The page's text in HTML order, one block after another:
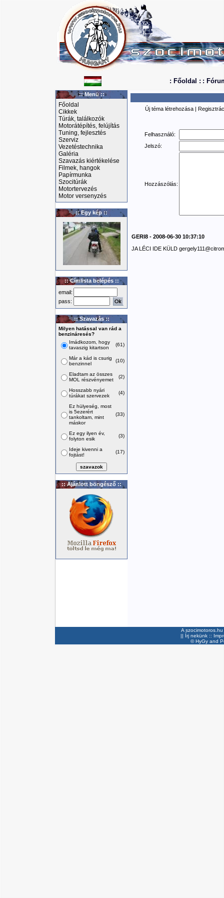
: Főoldal : :
:: Menü ::
Főoldal
Cikkek
Túrák, találkozók
Motorátépítés, felújítás
Tuning, fejlesztés
Szerviz
Vezetéstechnika
Galéria
Szavazás kiértékelése
Filmek, hangok
Papírmunka
Szocitúrák
Motortervezés
Motor versenyzés
:: Egy kép ::
:: Címlista belépés ::
email:
pass:
:: Szavazás ::
Milyen hatással van rád a
benzináresés?
Imádkozom, hogy
tavaszig kitartson
(61)
Már a kád is csurig
benzinnel
(10)
Eladtam az összes
MOL részvényemet
(2)
Hosszabb nyári
túrákat szervezek
(4)
Ez hülyeség, most
is 5ezerért
tankoltam, mint
máskor
(33)
Ez egy ilyen év,
folyton esik
(3)
Ideje kivenni a
fojtást!
(17)
:: Ajánlott böngésző ::
Új téma létrehozása |
Felhasználó:
Jelszó:
Hozzászólás:
GERI8 - 2008-06-30 10:37:10
JA LÉCI IDE KÜLD
A
|| Írj nekünk ::
©HyGyand